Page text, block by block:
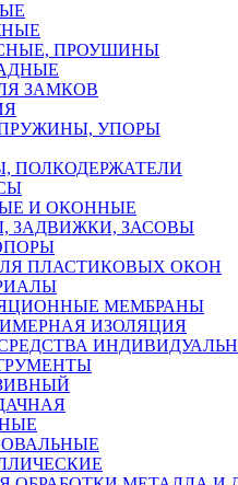
ПРОУШИНЫ
ЗАМКОВ
УПОРЫ
ПОЛКОДЕРЖАТЕЛИ
И ОКОННЫЕ
ЗАДВИЖКИ, ЗАСОВЫ
ПЛАСТИКОВЫХ ОКОН
МЕМБРАНЫ
ИЗОЛЯЦИЯ